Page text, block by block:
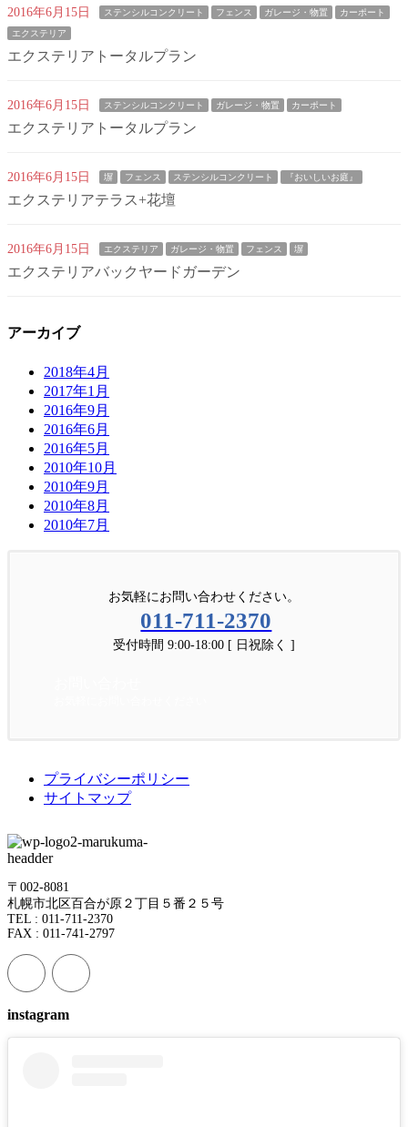
2016年6月15日 ステンシルコンクリート フェンス ガレージ・物置 カーポート
エクステリア
エクステリアトータルプラン
2016年6月15日 ステンシルコンクリート ガレージ・物置 カーポート
エクステリアトータルプラン
2016年6月15日 塀 フェンス ステンシルコンクリート 『おいしいお庭』
エクステリアテラス+花壇
2016年6月15日 エクステリア ガレージ・物置 フェンス 塀
エクステリアバックヤードガーデン
アーカイブ
2018年4月
2017年1月
2016年9月
2016年6月
2016年5月
2010年10月
2010年9月
2010年8月
2010年7月
お気軽にお問い合わせください。
011-711-2370
受付時間 9:00-18:00 [ 日祝除く ]
プライバシーポリシー
サイトマップ
〒002-8081
札幌市北区百合が原２丁目５番２５号
TEL : 011-711-2370
FAX : 011-741-2797
instagram